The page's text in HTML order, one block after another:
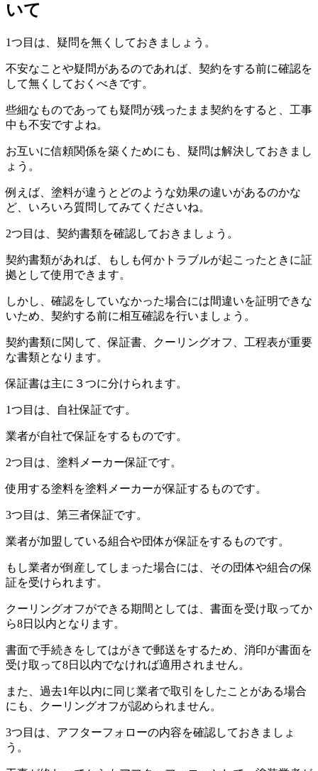
いて
1つ目は、疑問を無くしておきましょう。
不安なことや疑問があるのであれば、契約をする前に確認を
して無くしておくべきです。
些細なものであっても疑問が残ったまま契約をすると、工事
中も不安ですよね。
お互いに信頼関係を築くためにも、疑問は解決しておきまし
ょう。
例えば、塗料が違うとどのような効果の違いがあるのかな
ど、いろいろ質問してみてくださいね。
2つ目は、契約書類を確認しておきましょう。
契約書類があれば、もしも何かトラブルが起こったときに証
拠として使用できます。
しかし、確認をしていなかった場合には間違いを証明できな
いため、契約する前に相互確認を行いましょう。
契約書類に関して、保証書、クーリングオフ、工程表が重要
な書類となります。
保証書は主に３つに分けられます。
1つ目は、自社保証です。
業者が自社で保証をするものです。
2つ目は、塗料メーカー保証です。
使用する塗料を塗料メーカーが保証するものです。
3つ目は、第三者保証です。
業者が加盟している組合や団体が保証をするものです。
もし業者が倒産してしまった場合には、その団体や組合の保
証を受けられます。
クーリングオフができる期間としては、書面を受け取ってか
ら8日以内となります。
書面で手続きをしてはがきで郵送をするため、消印が書面を
受け取って8日以内でなければ適用されません。
また、過去1年以内に同じ業者で取引をしたことがある場合
にも、クーリングオフが認められません。
3つ目は、アフターフォローの内容を確認しておきましょ
う。